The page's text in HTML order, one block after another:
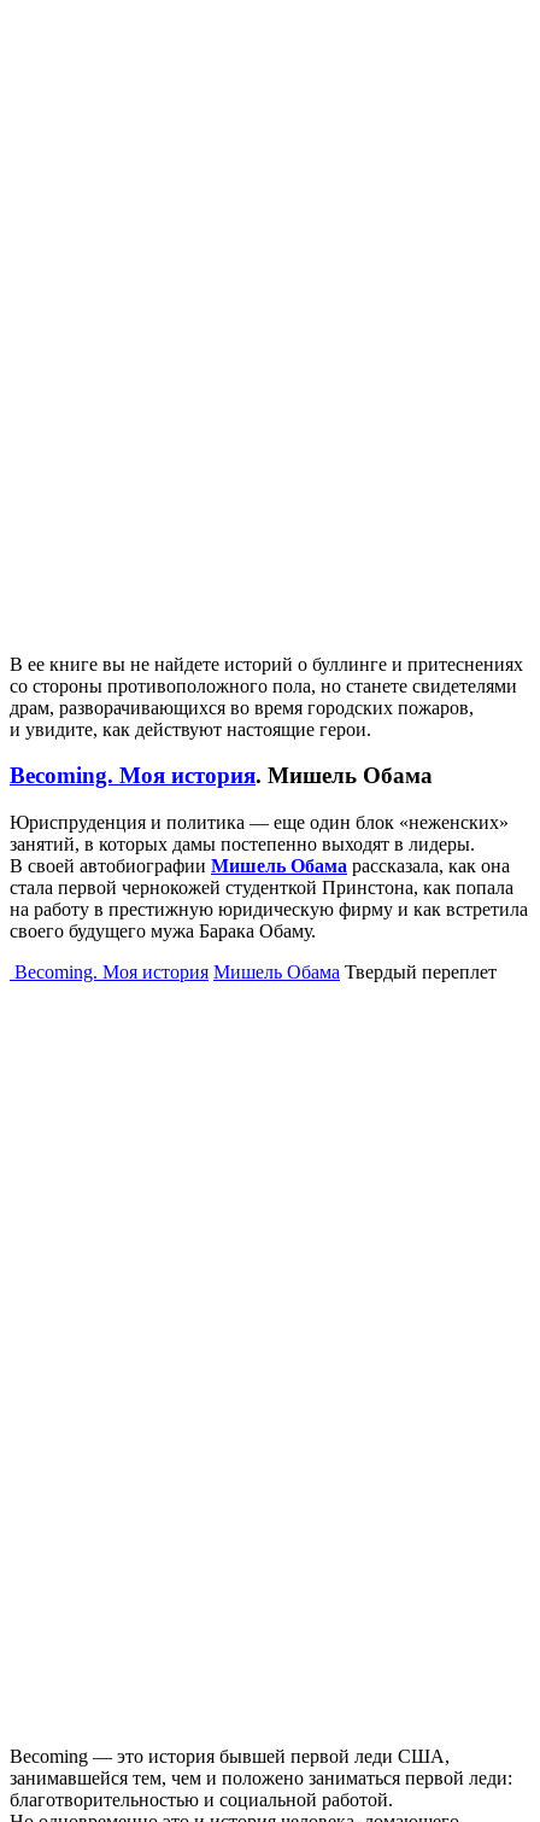
В ее книге вы не найдете историй о буллинге и притеснениях
со стороны противоположного пола, но станете свидетелями
драм, разворачивающихся во время городских пожаров,
и увидите, как действуют настоящие герои.
Becoming. Моя история. Мишель Обама
Юриспруденция и политика — еще один блок «неженских»
занятий, в которых дамы постепенно выходят в лидеры.
В своей автобиографии Мишель Обама рассказала, как она
стала первой чернокожей студенткой Принстона, как попала
на работу в престижную юридическую фирму и как встретила
своего будущего мужа Барака Обаму.
Becoming. Моя история Мишель Обама Твердый переплет
Becoming — это история бывшей первой леди США,
занимавшейся тем, чем и положено заниматься первой леди:
благотворительностью и социальной работой.